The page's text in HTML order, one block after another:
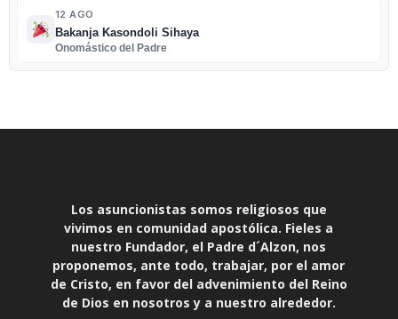
12 AGO
Bakanja Kasondoli Sihaya
Onomástico del Padre
Los asuncionistas somos religiosos que
vivimos en comunidad apostólica. Fieles a
nuestro Fundador, el Padre d´Alzon, nos
proponemos, ante todo, trabajar, por el amor
de Cristo, en favor del advenimiento del Reino
de Dios en nosotros y a nuestro alrededor.